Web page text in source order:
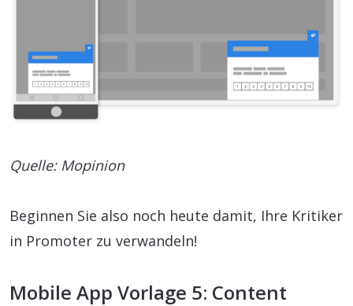
Quelle: Mopinion
Beginnen Sie also noch heute damit, Ihre Kritiker
in Promoter zu verwandeln!
Mobile App Vorlage 5: Content